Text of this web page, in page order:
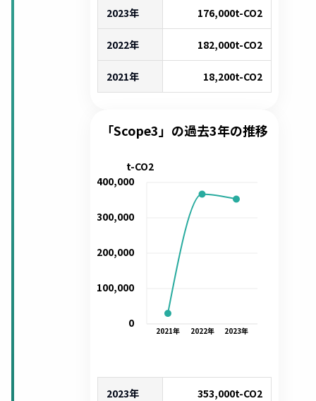
2023年 176,000t-CO2
2022年 182,000t-CO2
2021年 18,200t-CO2
「Scope3」の過去3年の推移
2021年 2022年 2023年
0
100,000
200,000
300,000
400,000
t-CO2
2023年 353,000t-CO2